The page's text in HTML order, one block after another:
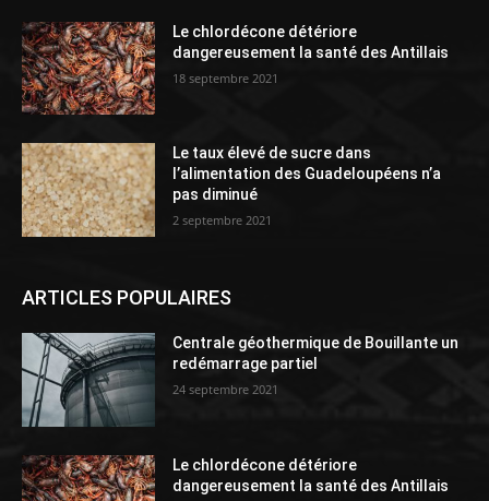
Le chlordécone détériore
dangereusement la santé des Antillais
18 septembre 2021
Le taux élevé de sucre dans
l’alimentation des Guadeloupéens n’a
pas diminué
2 septembre 2021
ARTICLES POPULAIRES
Centrale géothermique de Bouillante un
redémarrage partiel
24 septembre 2021
Le chlordécone détériore
dangereusement la santé des Antillais